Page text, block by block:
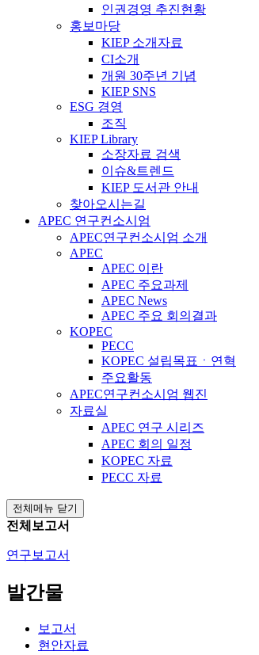
인권경영 추진현황
홍보마당
KIEP 소개자료
CI소개
개원 30주년 기념
KIEP SNS
ESG 경영
조직
KIEP Library
소장자료 검색
이슈&트렌드
KIEP 도서관 안내
찾아오시는길
APEC 연구컨소시엄
APEC연구컨소시엄 소개
APEC
APEC 이란
APEC 주요과제
APEC News
APEC 주요 회의결과
KOPEC
PECC
KOPEC 설립목표ㆍ연혁
주요활동
APEC연구컨소시엄 웹진
자료실
APEC 연구 시리즈
APEC 회의 일정
KOPEC 자료
PECC 자료
전체메뉴 닫기
전체보고서
연구보고서
발간물
보고서
현안자료